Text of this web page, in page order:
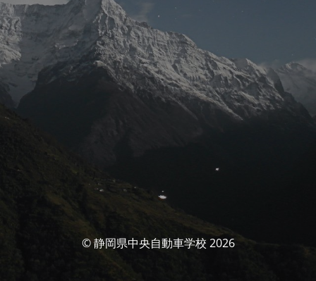
© 静岡県中央自動車学校 2026